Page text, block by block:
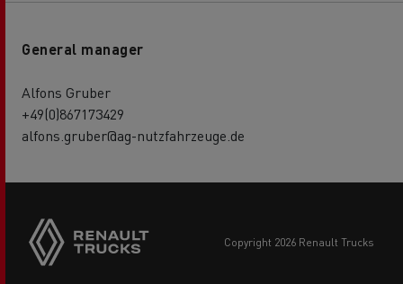
General manager
Alfons Gruber
+49(0)867173429
alfons.gruber@ag-nutzfahrzeuge.de
copyright 2026 Renault Trucks